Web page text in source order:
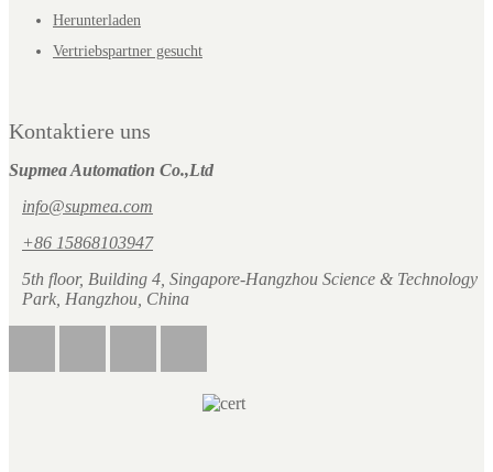
Herunterladen
Vertriebspartner gesucht
Kontaktiere uns
Supmea Automation Co.,Ltd
info@supmea.com
+86 15868103947
5th floor, Building 4, Singapore-Hangzhou Science & Technology
Park, Hangzhou, China